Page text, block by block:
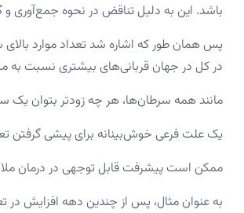
باشد. این به دلیل تناقض در نحوه جمع‌آوری
پس همان طور که اشاره شد تعداد موارد
در کل در جهان قربانی‌های بیشتری نسبت به
مانند همه سرطان‌ها، هر چه زودتر بتوان
یک علت فرعی خوش‌بینانه برای پیشی گرفتن
ممکن است پیشرفت قابل توجهی در درمان
به عنوان مثال، پس از چندین دهه افزایش در